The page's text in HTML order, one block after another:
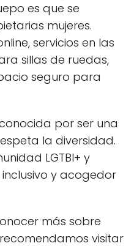
es que se
mujeres.
servicios en las
sillas de ruedas,
seguro para
por ser una
la diversidad.
LGTBI+ y
y acogedor
más sobre
visitar